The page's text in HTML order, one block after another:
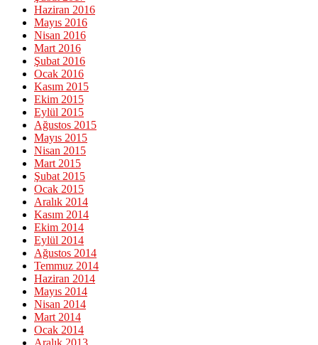
Haziran 2016
Mayıs 2016
Nisan 2016
Mart 2016
Şubat 2016
Ocak 2016
Kasım 2015
Ekim 2015
Eylül 2015
Ağustos 2015
Mayıs 2015
Nisan 2015
Mart 2015
Şubat 2015
Ocak 2015
Aralık 2014
Kasım 2014
Ekim 2014
Eylül 2014
Ağustos 2014
Temmuz 2014
Haziran 2014
Mayıs 2014
Nisan 2014
Mart 2014
Ocak 2014